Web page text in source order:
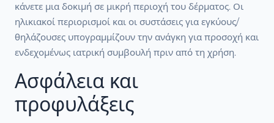
κάνετε μια δοκιμή σε μικρή περιοχή του δέρματος. Οι
ηλικιακοί περιορισμοί και οι συστάσεις για εγκύους/
θηλάζουσες υπογραμμίζουν την ανάγκη για προσοχή και
ενδεχομένως ιατρική συμβουλή πριν από τη χρήση.
Ασφάλεια και
προφυλάξεις